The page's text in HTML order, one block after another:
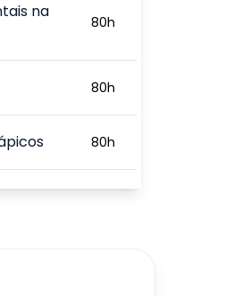
na
80h
80h
80h